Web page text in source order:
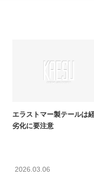
エラストマー製テールは
劣化に要注意
2026.03.06